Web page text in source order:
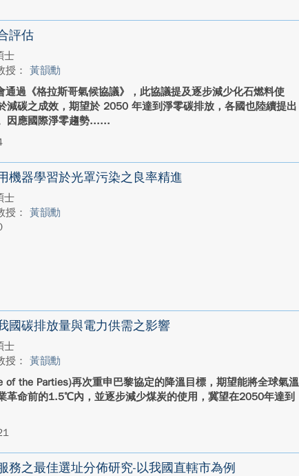
評估
士
授：黃韻勳
過《格拉斯哥氣候協議》，此協議提及逐步減少化石燃料使
減碳之成效，期望於 2050 年達到淨零碳排放，各國也陸續提出
因應國際淨零趨勢...
機器學習於光罩污染之良率精進
士
授：黃韻勳
國碳排放量與電力供需之影響
士
授：黃韻勳
of the Parties)再次重申巴黎協定的降溫目標，期望能將全球氣溫
革命前的1.5℃內，並逐步減少煤炭的使用，冀望在2050年達到
務之最佳選址分佈研究-以我國直轄市為例